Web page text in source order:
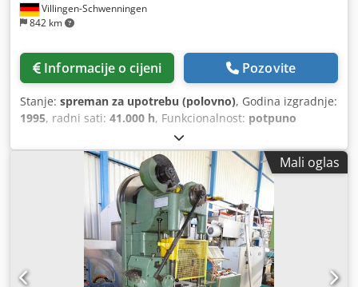
Villingen-Schwenningen
842 km
Informacije o cijeni Pozovite
Stanje: spreman za upotrebu (polovno), Godina izgradnje:
1995, radni sati: 41.000 h, Funkcionalnost: potpuno
Mali oglas